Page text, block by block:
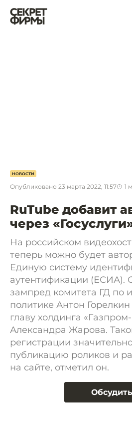
НОВОСТИ
Опубликовано 23 марта 2022, 11:57 1
RuTube добавит
через
На российском
теперь можно будет
Единую систему
аутентификации (ЕСИА).
зампред комитета ГД по
политике Антон
главу холдинга
Александра Жарова.
регистрации
публикацию роликов и
на сайте, отметил он.
Обсудить